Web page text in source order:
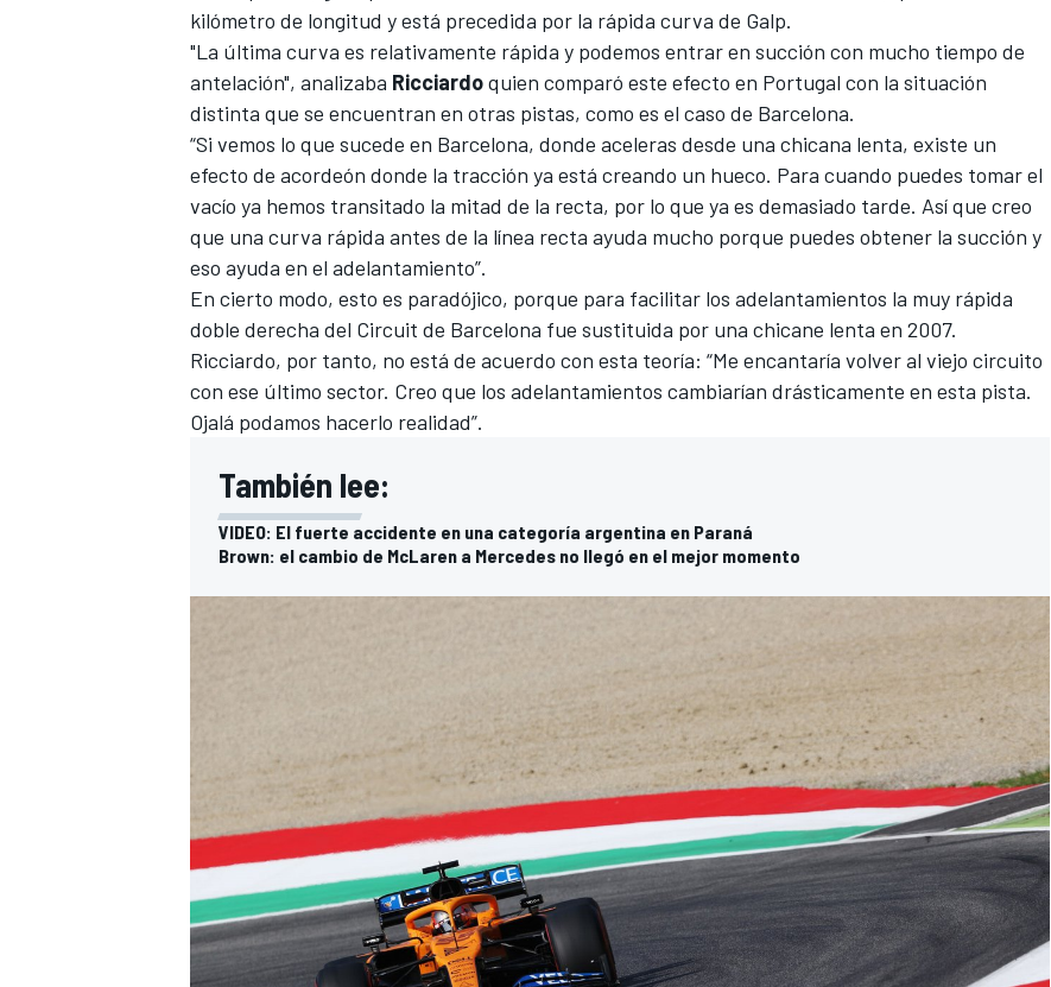
FÓRMULA E
kilómetro de longitud y está precedida por la rápida curva de Galp.
"La última curva es relativamente rápida y podemos entrar en succión con mucho tiempo de
antelación", analizaba Ricciardoquien comparó este efecto en Portugal con la situación
distinta que se encuentran en otras pistas, como es el caso de Barcelona.
“Si vemos lo que sucede en Barcelona, donde aceleras desde una chicana lenta, existe un
efecto de acordeón donde la tracción ya está creando un hueco. Para cuando puedes tomar el
vacío ya hemos transitado la mitad de la recta, por lo que ya es demasiado tarde. Así que creo
que una curva rápida antes de la línea recta ayuda mucho porque puedes obtener la succión y
eso ayuda en el adelantamiento”.
En cierto modo, esto es paradójico, porque para facilitar los adelantamientos la muy rápida
doble derecha del Circuit de Barcelona fue sustituida por una chicane lenta en 2007.
Ricciardo, por tanto, no está de acuerdo con esta teoría: “Me encantaría volver al viejo circuito
con ese último sector. Creo que los adelantamientos cambiarían drásticamente en esta pista.
Ojalá podamos hacerlo realidad”.
También lee:
VIDEO: El fuerte accidente en una categoría argentina en Paraná
Brown: el cambio de McLaren a Mercedes no llegó en el mejor momento